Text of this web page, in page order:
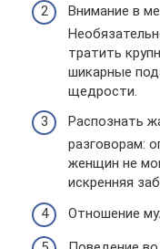
Внимание в
тратить
шикарные
щедрости.
Распознать
разговорам:
женщин не
искренняя
Отношение